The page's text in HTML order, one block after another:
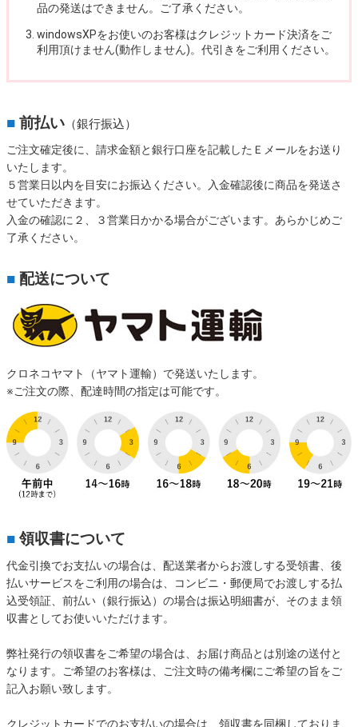
品の発送はできません。ご了承ください。
windowsXPをお使いのお客様はクレジットカード決済をご
利用頂けません(動作しません)。代引きをご利用ください。
■ 前払い （銀行振込）
ご注文確定後に、請求金額と銀行口座を記載したＥメールをお送り
いたします。
５営業日以内を目安にお振込ください。入金確認後に商品を発送さ
せていただきます。
入金の確認に２、３営業日かかる場合がございます。あらかじめご
了承ください。
■ 配送について
クロネコヤマト（ヤマト運輸）で発送いたします。
※ご注文の際、配達時間の指定は可能です。
■ 領収書について
代金引換でお支払いの場合は、配送業者からお渡しする受領書、後
払いサービスをご利用の場合は、コンビニ・郵便局でお渡しする払
込受領証、前払い（銀行振込）の場合は振込明細書が、そのまま領
収書としてお使いいただけます。
弊社発行の領収書をご希望の場合は、お届け商品とは別途の送付と
なります。ご希望のお客様は、ご注文時の備考欄にご希望の旨をご
記入お願い致します。
クレジットカードでのお支払いの場合は、領収書を同梱しておりま